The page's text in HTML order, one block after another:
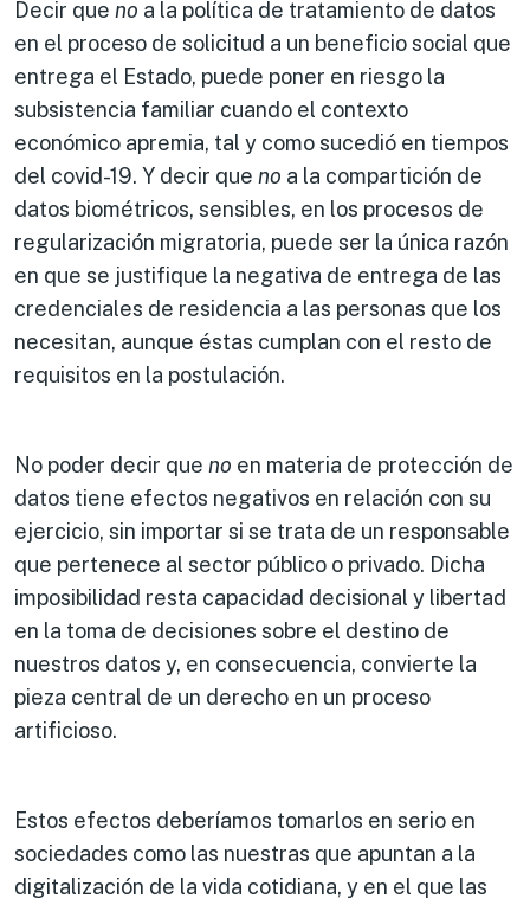
Decir que no a la política de tratamiento de datos
en el proceso de solicitud a un beneficio social que
entrega el Estado, puede poner en riesgo la
subsistencia familiar cuando el contexto
económico apremia, tal y como sucedió en tiempos
del covid-19. Y decir que no a la compartición de
datos biométricos, sensibles, en los procesos de
regularización migratoria, puede ser la única razón
en que se justifique la negativa de entrega de las
credenciales de residencia a las personas que los
necesitan, aunque éstas cumplan con el resto de
requisitos en la postulación.
No poder decir que no en materia de protección de
datos tiene efectos negativos en relación con su
ejercicio, sin importar si se trata de un responsable
que pertenece al sector público o privado. Dicha
imposibilidad resta capacidad decisional y libertad
en la toma de decisiones sobre el destino de
nuestros datos y, en consecuencia, convierte la
pieza central de un derecho en un proceso
artificioso.
Estos efectos deberíamos tomarlos en serio en
sociedades como las nuestras que apuntan a la
digitalización de la vida cotidiana, y en el que las